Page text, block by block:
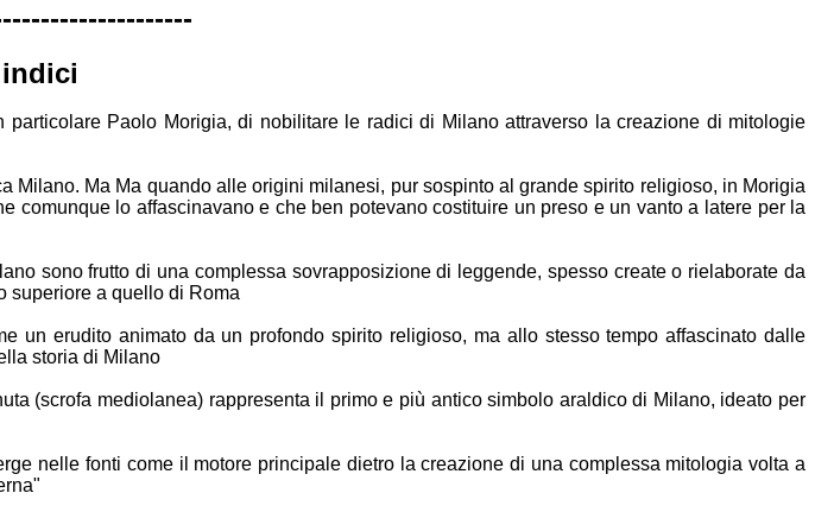
indici
particolare Paolo Morigia, di nobilitare le radici di Milano attraverso la creazione di mitologie
Milano. Ma Ma quando alle origini milanesi, pur sospinto al grande spirito religioso, in Morigia
comunque lo affascinavano e che ben potevano costituire un preso e un vanto a latere per la
sono frutto di una complessa sovrapposizione di leggende, spesso create o rielaborate da
superiore a quello di Roma
un erudito animato da un profondospirito religioso, ma allo stesso tempo affascinato dalle
storia di Milano
(scrofa mediolanea) rappresenta il primo e più antico simbolo araldico di Milano, ideato per
nelle fonti come il motore principale dietro la creazione di una complessa mitologia volta a